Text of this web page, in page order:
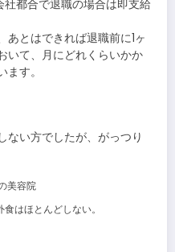
都合で退職の場合は即支給
あとはできれば退職前に1ヶ
いて、月にどれくらいかか
す。
ない方でしたが、がっつり
美容院
ほとんどしない。